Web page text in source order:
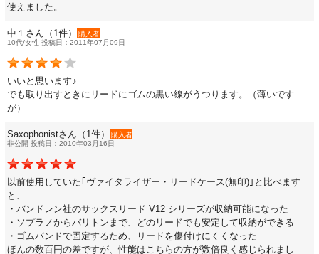
使えました。
中１さん（1件）
購入者
10代/女性 投稿日：2011年07月09日
いいと思います♪
でも取り出すときにリードにゴムの黒い線がうつります。（薄いです
が）
Saxophonistさん（1件）
購入者
非公開 投稿日：2010年03月16日
以前使用していた｢ヴァイタライザー・リードケース(無印)｣と比べます
と、
・バンドレン社のサックスリード V12 シリーズが収納可能になった
・ソプラノからバリトンまで、どのリードでも安定して収納ができる
・ゴムバンドで固定するため、リードを傷付けにくくなった
ほんの数百円の差ですが、性能はこちらの方が数倍良く感じられまし
音楽教本
ソロ楽譜・曲集
中古楽器